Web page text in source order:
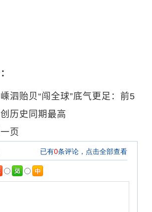
泗贻贝“闯全球”底气更足：前5
历史同期最高
页